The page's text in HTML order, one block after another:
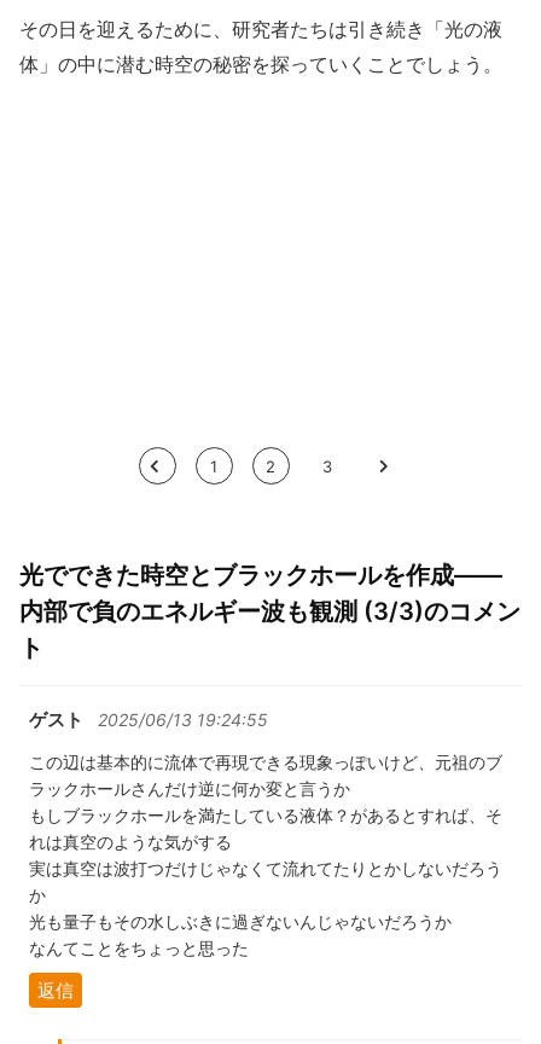
その日を迎えるために、研究者たちは引き続き「光の液
体」の中に潜む時空の秘密を探っていくことでしょう。
< 1 2 3 >
光でできた時空とブラックホールを作成――
内部で負のエネルギー波も観測 (3/3)のコメン
ト
ゲスト 2025/06/13 19:24:55
この辺は基本的に流体で再現できる現象っぽいけど、元祖のブ
ラックホールさんだけ逆に何か変と言うか
もしブラックホールを満たしている液体？があるとすれば、そ
れは真空のような気がする
実は真空は波打つだけじゃなくて流れてたりとかしないだろう
か
光も量子もその水しぶきに過ぎないんじゃないだろうか
なんてことをちょっと思った
返信